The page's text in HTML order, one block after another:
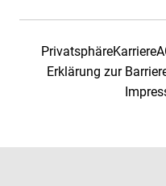
PrivatsphäreKarriere
Erklärung zur